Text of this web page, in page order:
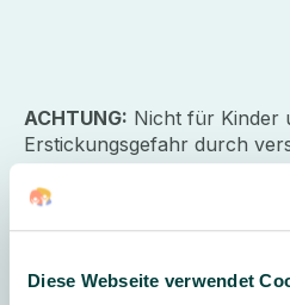
Diese Webseite verwendet
ACHTUNG: Nicht für Kinder
Erstickungsgefahr durch
Hersteller